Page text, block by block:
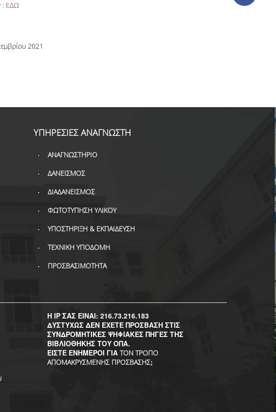
:ΕΔΩ
2021
ΥΠΗΡΕΣΙΕΣ ΑΝΑΓΝΩΣΤΗ
ΑΝΑΓΝΩΣΤΗΡΙΟ
ΔΑΝΕΙΣΜΟΣ
ΔΙΑΔΑΝΕΙΣΜΟΣ
ΦΩΤΟΤΥΠΗΣΗ ΥΛΙΚΟΥ
ΥΠΟΣΤΗΡΙΞΗ & ΕΚΠΑΙΔΕΥΣΗ
ΤΕΧΝΙΚΗ ΥΠΟΔΟΜΗ
ΠΡΟΣΒΑΣΙΜΟΤΗΤΑ
Η IP ΣΑΣ ΕΙΝΑΙ: 216.73.216.183
ΔΥΣΤΥΧΩΣ ΔΕΝ ΕΧΕΤΕ ΠΡΟΣΒΑΣΗ ΣΤΙΣ
ΣΥΝΔΡΟΜΗΤΙΚΕΣ ΨΗΦΙΑΚΕΣ ΠΗΓΕΣ ΤΗΣ
ΒΙΒΛΙΟΘΗΚΗΣ ΤΟΥ ΟΠΑ.
ΕΙΣΤΕ ΕΝΗΜΕΡΟΙ ΓΙΑ ΤΟΝ ΤΡΟΠΟ
ΑΠΟΜΑΚΡΥΣΜΕΝΗΣ ΠΡΟΣΒΑΣΗΣ;